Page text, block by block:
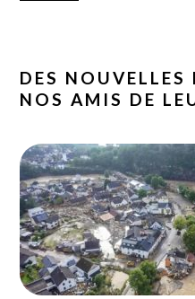
DES NOUVELLES
NOS AMIS DE